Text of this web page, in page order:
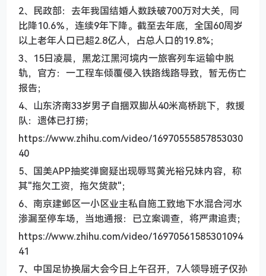
2、民政部：去年我国结婚人数跌破700万对大关，同
比降10.6％，连续9年下降。截至去年底，全国60周岁
以上老年人口已超2.8亿人，占总人口的19.8%；
3、15日凌晨，黑龙江黑河境内一旅客列车运输中脱
轨，官方：一工程车倾覆侵入铁路线路导致，暂无伤亡
报告；
4、山东济南33岁男子自捆双脚从40米高桥跳下，救援
队：遗体已打捞；
https://www.zhihu.com/video/16970555857853030
40
5、国美APP抽奖弹窗疑出现辱骂黄光裕兄妹内容，称
其"拖欠工资，拖欠货款"；
6、南京建邺区一小区业主私自施工致地下水混合河水
渗漏至停车场，当地通报：已立案调查，将严肃追责；
https://www.zhihu.com/video/16970561585301094
41
7、中国足协换届大会今日上午召开，7人领导班子仅孙